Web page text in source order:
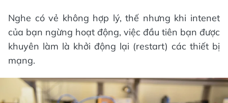
Nghe có vẻ không hợp lý, thế nhưng khi intenet
của bạn ngừng hoạt động, việc đầu tiên bạn được
khuyên làm là khởi động lại (restart) các thiết bị
mạng.